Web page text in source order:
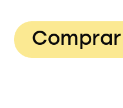
Comprar